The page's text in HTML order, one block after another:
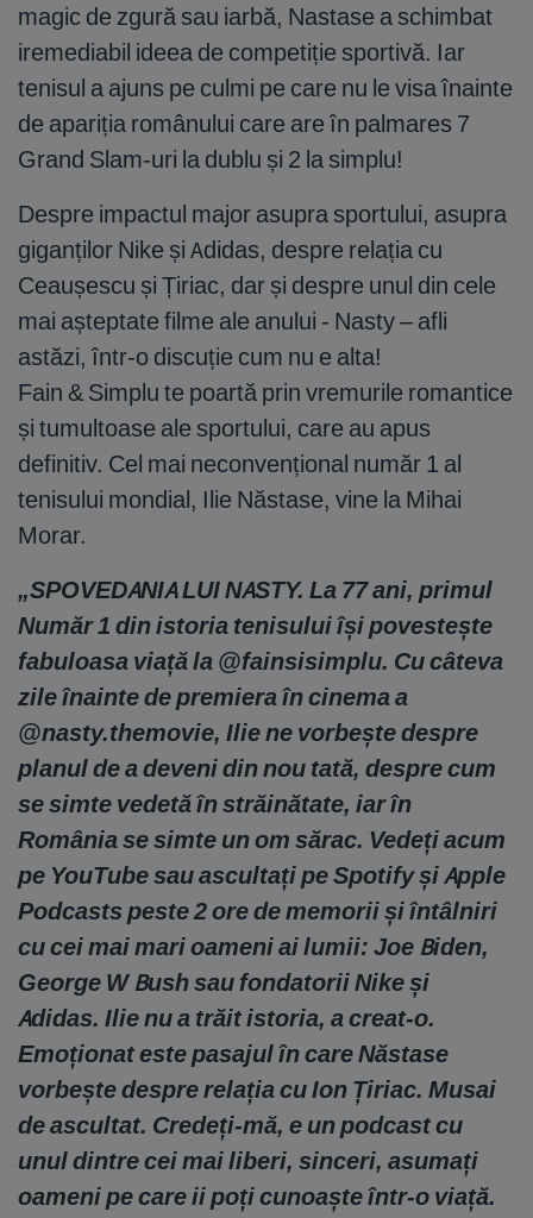
magic de zgură sau iarbă, Nastase a schimbat
iremediabil ideea de competiție sportivă. Iar
tenisul a ajuns pe culmi pe care nu le visa înainte
de apariția românului care are în palmares 7
Grand Slam-uri la dublu și 2 la simplu!
Despre impactul major asupra sportului, asupra
giganților Nike și Adidas, despre relația cu
Ceaușescu și Țiriac, dar și despre unul din cele
mai așteptate filme ale anului - Nasty – afli
astăzi, într-o discuție cum nu e alta!
Fain & Simplu te poartă prin vremurile romantice
și tumultoase ale sportului, care au apus
definitiv. Cel mai neconvențional număr 1 al
tenisului mondial, Ilie Năstase, vine la Mihai
Morar.
„SPOVEDANIA LUI NASTY. La 77 ani, primul
Număr 1 din istoria tenisului își povestește
fabuloasa viață la @fainsisimplu. Cu câteva
zile înainte de premiera în cinema a
@nasty.themovie, Ilie ne vorbește despre
planul de a deveni din nou tată, despre cum
se simte vedetă în străinătate, iar în
România se simte un om sărac. Vedeți acum
pe YouTube sau ascultați pe Spotify și Apple
Podcasts peste 2 ore de memorii și întâlniri
cu cei mai mari oameni ai lumii: Joe Biden,
George W Bush sau fondatorii Nike și
Adidas. Ilie nu a trăit istoria, a creat-o.
Emoționat este pasajul în care Năstase
vorbește despre relația cu Ion Țiriac. Musai
de ascultat. Credeți-mă, e un podcast cu
unul dintre cei mai liberi, sinceri, asumați
oameni pe care ii poți cunoaște într-o viață.